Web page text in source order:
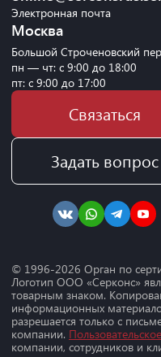
Электронная почта
Москва
Большой Строченовский
пн — чт: с 9:00 до 18:00
пт: с 9:00 до 17:00
Связаться
Задать вопрос
© 1996-2026 Орган по
Логотип ООО «Серконс»
товарным знаком.
информационных
разрешается только с
компании.
компании, сотрудников и